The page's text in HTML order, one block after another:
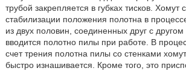
трубой закрепляется в губках тисков. Хомут
стабилизации положения полотна в
из двух половин, соединенных друг с
вводится полотно пилы при работе. В
счет трения полотна пилы со стенками
быстро изнашивается. Кроме того, это